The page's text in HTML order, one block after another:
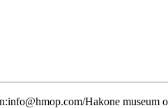
Hakone museum